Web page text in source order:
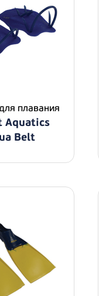
плавания
Aquatics
Belt